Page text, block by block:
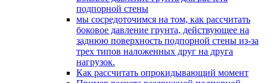
подпорной стены
мы сосредоточимся на том, как рассчитать
боковое давление грунта, действующее на
заднюю поверхность подпорной стены из-за
трех типов наложенных друг на друга
нагрузок.
Как рассчитать опрокидывающий момент